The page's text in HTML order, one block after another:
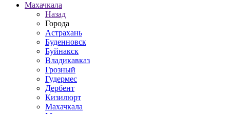
Махачкала
Назад
Города
Астрахань
Буденновск
Буйнакск
Владикавказ
Грозный
Гудермес
Дербент
Кизилюрт
Махачкала